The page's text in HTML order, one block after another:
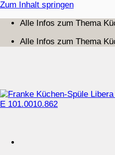
Zum Inhalt springen
Alle Infos zum Thema
Alle Infos zum Thema